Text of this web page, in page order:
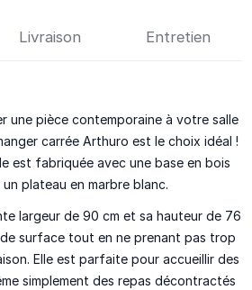
Livraison Entretien
une pièce contemporaine à votre salle
carrée Arthuro est le choix idéal !
est fabriquée avec une base en bois
plateau en marbre blanc.
largeur de 90 cm et sa hauteur de 76
surface tout en ne prenant pas trop
Elle est parfaite pour accueillir des
simplement des repas décontractés